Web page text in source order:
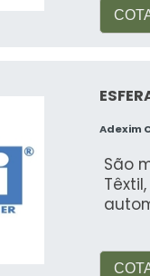
Adexim
São